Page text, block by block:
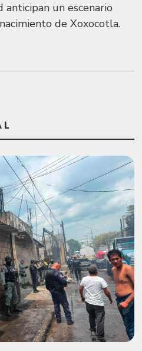
anticipan un escenario
de Xoxocotla.